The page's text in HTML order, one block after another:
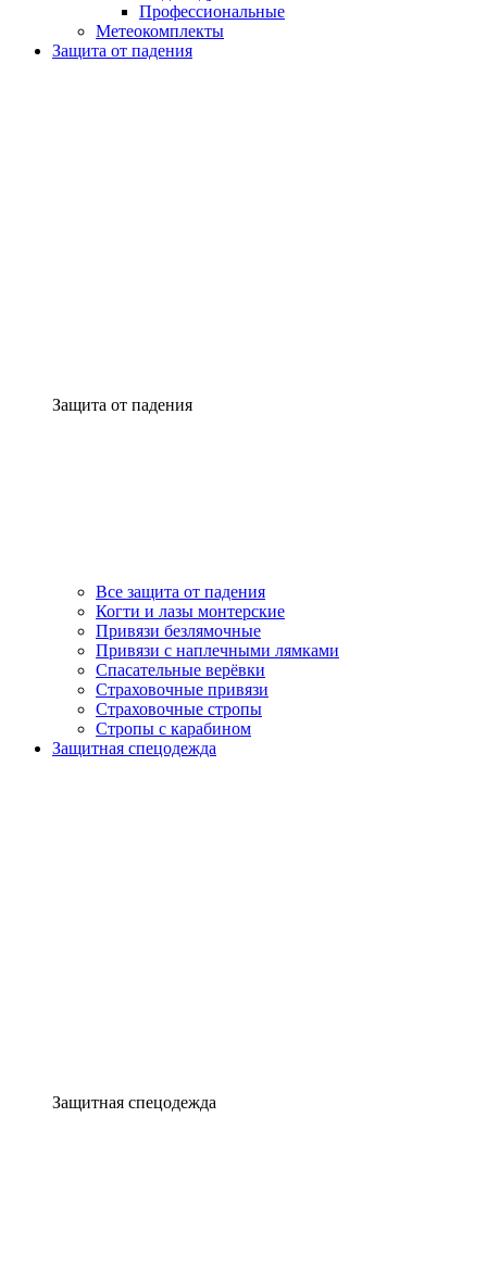
Профессиональные
Метеокомплекты
Защита от падения
Защита от падения
Все защита от падения
Когти и лазы монтерские
Привязи безлямочные
Привязи с наплечными лямками
Спасательные верёвки
Страховочные привязи
Страховочные стропы
Стропы с карабином
Защитная спецодежда
Защитная спецодежда